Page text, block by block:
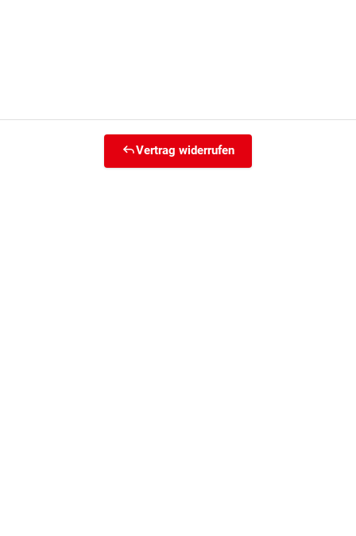
Vertrag widerrufen